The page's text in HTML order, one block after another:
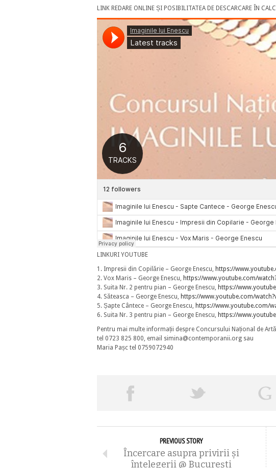
LINK REDARE ONLINE ȘI POSIBILITATEA DE DESCARCARE ÎN
LINKURI YOUTUBE
1. Impresii din Copilărie – George Enescu, https://
2. Vox Maris – George Enescu, https://www.youtube.com/
3. Suita Nr. 2 pentru pian – George Enescu, https://
4. Săteasca – George Enescu, https://www.youtube.com/
5. Șapte Cântece – George Enescu, https://www.youtube.com/
6. Suita Nr. 3 pentru pian – George Enescu, https://
Pentru mai multe informații despre Concursului Național de
tel 0723 825 800, email simina@contemporanii.org sau
Maria Pașc tel 0759072940
PREVIOUS STORY
Încercare asupra privirii și
înțelegerii @ București